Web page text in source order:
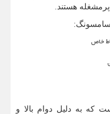
هستند.
خاص
که به دلیل دوام بالا و